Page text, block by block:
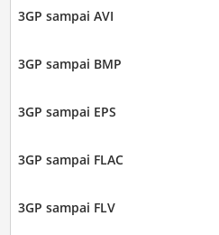
3GP sampai AVI
3GP sampai BMP
3GP sampai EPS
3GP sampai FLAC
3GP sampai FLV